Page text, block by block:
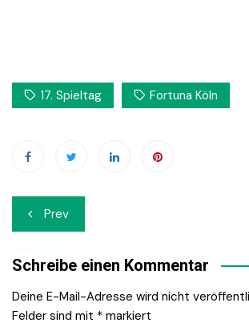
17. Spieltag Fortuna Köln
Beitrags-
Navigation
Prev
Schreibe einen Kommentar
Deine E-Mail-Adresse wird nicht
Felder sind mit * markiert